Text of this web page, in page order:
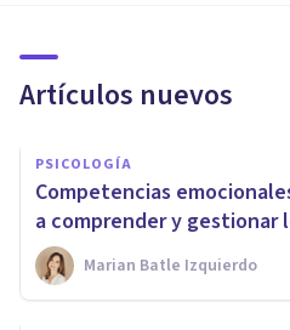
Artículos nuevos
PSICOLOGÍA
Competencias
a comprender y gestionar
Marian Batle Izquierdo